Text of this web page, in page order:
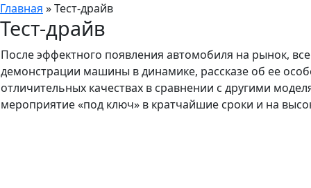
Главная »Тест-драйв
Тест-драйв
После эффектного появления автомобиля на рынок,
демонстрации машины в динамике, рассказе об ее
отличительных качествах в сравнении с другими
мероприятие «под ключ» в кратчайшие сроки и на